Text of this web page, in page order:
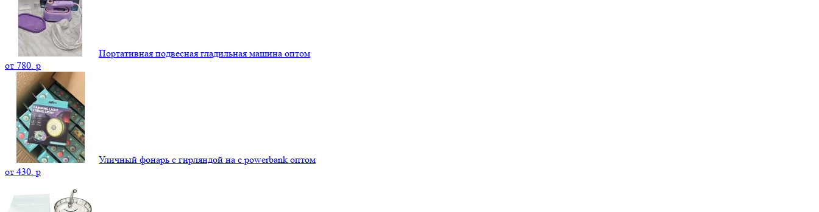
Портативная подвесная гладильная машина оптом
от 780. p
Уличный фонарь с гирляндой на с powerbank оптом
от 430. p